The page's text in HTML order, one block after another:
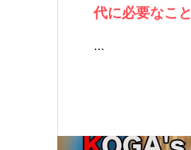
代に必要なこと
…